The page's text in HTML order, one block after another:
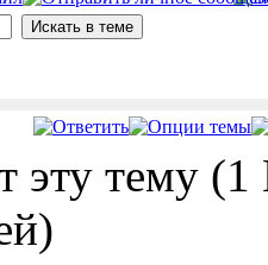
эту тему